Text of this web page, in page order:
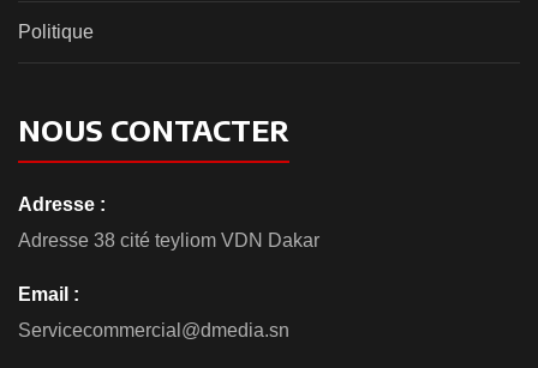
Politique
NOUS CONTACTER
Adresse :
Adresse 38 cité teyliom VDN Dakar
Email :
Servicecommercial@dmedia.sn